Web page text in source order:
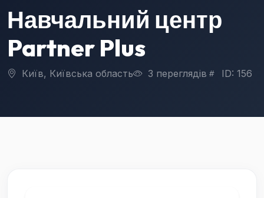
Навчальний центр
Partner Plus
Київ, Київська область 3 переглядів ID: 156